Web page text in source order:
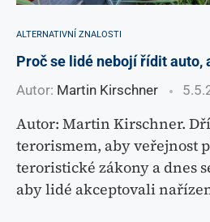
ALTERNATIVNÍ ZNALOSTI
Proč se lidé nebojí řídit auto,
Autor: Martin Kirschner
Autor: Martin Kirschner.
terorismem, aby veřejnost
teroristické zákony a dnes
aby lidé akceptovali